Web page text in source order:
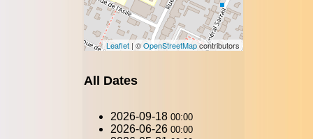
Leaflet| ©OpenStreetMapcontributors
All Dates
2026-09-18 00:00
2026-06-26 00:00